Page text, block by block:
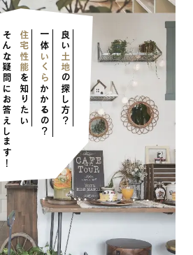
住宅性能
を知りたい
一体
いくら
かかるの？
良い
土地
の探し方？
そんな疑問にお答えします！